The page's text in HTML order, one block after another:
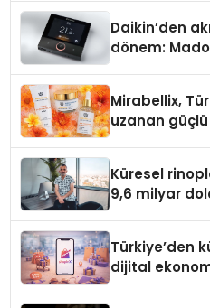
Daikin’den
dönem:
Mirabellix,
uzanan
Küresel
9,6 milyar
Türkiye’den
dijital